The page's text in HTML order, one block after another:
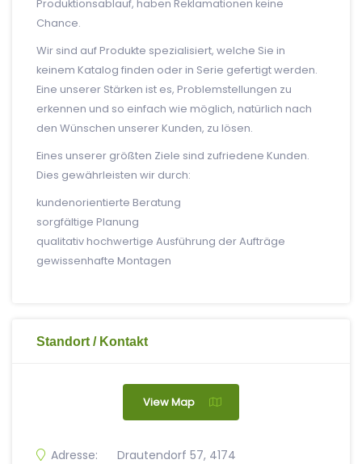
Produktionsablauf, haben Reklamationen keine
Chance.
Wir sind auf Produkte spezialisiert, welche Sie in
keinem Katalog finden oder in Serie gefertigt werden.
Eine unserer Stärken ist es, Problemstellungen zu
erkennen und so einfach wie möglich, natürlich nach
den Wünschen unserer Kunden, zu lösen.
Eines unserer größten Ziele sind zufriedene Kunden.
Dies gewährleisten wir durch:
kundenorientierte Beratung
sorgfältige Planung
qualitativ hochwertige Ausführung der Aufträge
gewissenhafte Montagen
Standort / Kontakt
View Map
Adresse:
Drautendorf 57, 4174